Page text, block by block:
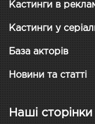
Кастинги в
Кастинги у
База акторів
Новини та статті
Наші